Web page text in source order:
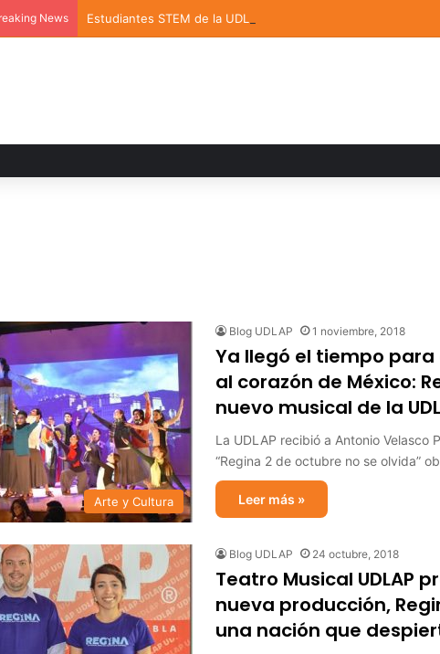
News Estudiantes STEM de la UDLAP destacan en el MUTVI 2026
Arte y Cultura
Blog UDLAP 1 noviembre, 2018
Ya llegó el tiempo
al corazón de México:
nuevo musical de la
La UDLAP recibió a Antonio Velasco
“Regina 2 de octubre no se olvida”
Leer más »
Blog UDLAP 24 octubre, 2018
Teatro Musical UDLAP
nueva producción,
una nación que